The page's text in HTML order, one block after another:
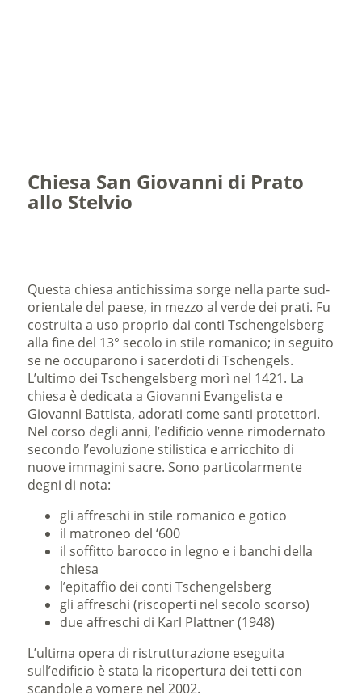
Chiesa San Giovanni di Prato
allo Stelvio
Questa chiesa antichissima sorge nella parte sud-
orientale del paese, in mezzo al verde dei prati. Fu
costruita a uso proprio dai conti Tschengelsberg
alla fine del 13° secolo in stile romanico; in seguito
se ne occuparono i sacerdoti di Tschengels.
L’ultimo dei Tschengelsberg morì nel 1421. La
chiesa è dedicata a Giovanni Evangelista e
Giovanni Battista, adorati come santi protettori.
Nel corso degli anni, l’edificio venne rimodernato
secondo l’evoluzione stilistica e arricchito di
nuove immagini sacre. Sono particolarmente
degni di nota:
gli affreschi in stile romanico e gotico
il matroneo del ‘600
il soffitto barocco in legno e i banchi della
chiesa
l’epitaffio dei conti Tschengelsberg
gli affreschi (riscoperti nel secolo scorso)
due affreschi di Karl Plattner (1948)
L’ultima opera di ristrutturazione eseguita
sull’edificio è stata la ricopertura dei tetti con
scandole a vomere nel 2002.